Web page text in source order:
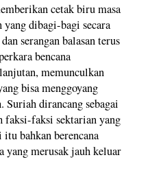
cetak biru masa
yang dibagi-bagi secara
serangan balasan terus
bencana
memunculkan
bisa menggoyang
Suriah dirancang sebagai
faksi-faksi sektarian yang
bahkan berencana
yang merusak jauh keluar